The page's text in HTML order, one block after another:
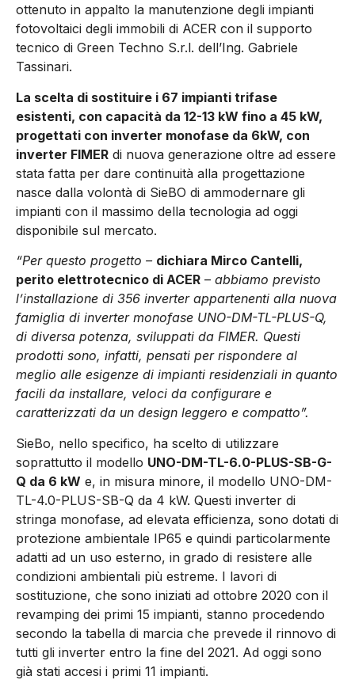
ottenuto in appalto la manutenzione degli impianti
fotovoltaici degli immobili di ACER con il supporto
tecnico di Green Techno S.r.l. dell’Ing. Gabriele
Tassinari.
La scelta di sostituire i 67 impianti trifase
esistenti, con capacità da 12-13 kW fino a 45 kW,
progettati con inverter monofase da 6kW, con
inverter FIMER di nuova generazione oltre ad essere
stata fatta per dare continuità alla progettazione
nasce dalla volontà di SieBO di ammodernare gli
impianti con il massimo della tecnologia ad oggi
disponibile sul mercato.
“Per questo progetto – dichiara Mirco Cantelli,
perito elettrotecnico di ACER – abbiamo previsto
l’installazione di 356 inverter appartenenti alla nuova
famiglia di inverter monofase UNO-DM-TL-PLUS-Q,
di diversa potenza, sviluppati da FIMER. Questi
prodotti sono, infatti, pensati per rispondere al
meglio alle esigenze di impianti residenziali in quanto
facili da installare, veloci da configurare e
caratterizzati da un design leggero e compatto”.
SieBo, nello specifico, ha scelto di utilizzare
soprattutto il modello UNO-DM-TL-6.0-PLUS-SB-G-
Q da 6 kW e, in misura minore, il modello UNO-DM-
TL-4.0-PLUS-SB-Q da 4 kW. Questi inverter di
stringa monofase, ad elevata efficienza, sono dotati di
protezione ambientale IP65 e quindi particolarmente
adatti ad un uso esterno, in grado di resistere alle
condizioni ambientali più estreme. I lavori di
sostituzione, che sono iniziati ad ottobre 2020 con il
revamping dei primi 15 impianti, stanno procedendo
secondo la tabella di marcia che prevede il rinnovo di
tutti gli inverter entro la fine del 2021. Ad oggi sono
già stati accesi i primi 11 impianti.